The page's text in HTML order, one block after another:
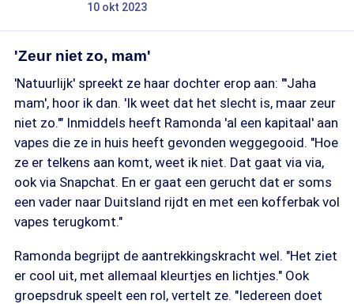
10 okt 2023
'Zeur niet zo, mam'
'Natuurlijk' spreekt ze haar dochter erop aan: "'Jaha
mam', hoor ik dan. 'Ik weet dat het slecht is, maar zeur
niet zo.'" Inmiddels heeft Ramonda 'al een kapitaal' aan
vapes die ze in huis heeft gevonden weggegooid. "Hoe
ze er telkens aan komt, weet ik niet. Dat gaat via via,
ook via Snapchat. En er gaat een gerucht dat er soms
een vader naar Duitsland rijdt en met een kofferbak vol
vapes terugkomt."
Ramonda begrijpt de aantrekkingskracht wel. "Het ziet
er cool uit, met allemaal kleurtjes en lichtjes." Ook
groepsdruk speelt een rol, vertelt ze. "Iedereen doet